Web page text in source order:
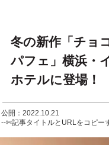
冬の新作「チョ
パフェ」横浜・
ホテルに登場！
公開：2022.10.21
--✄記事タイトルとURLをコピ